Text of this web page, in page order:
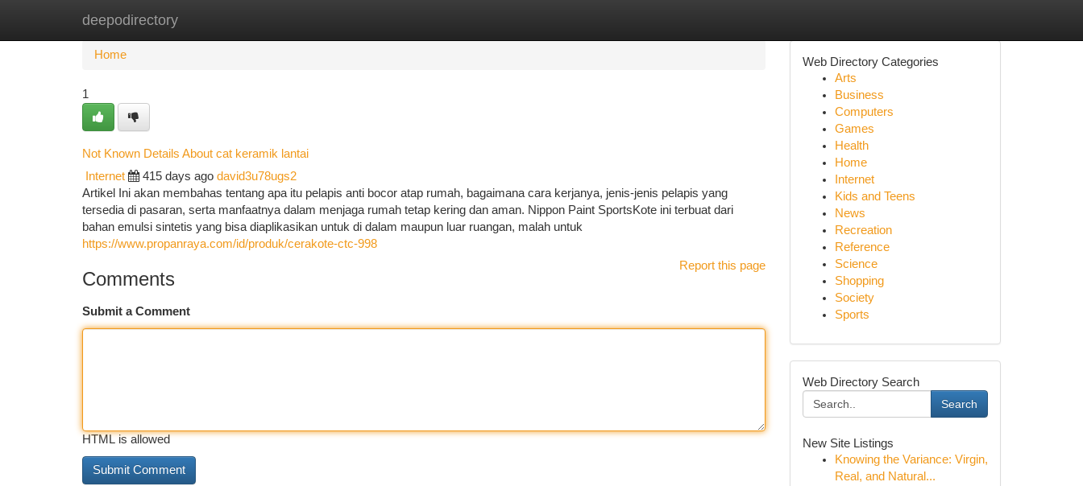
deepodirectory
Home New Site Listings
Home
1
Not Known Details About cat keramik lantai
Internet 415 days ago david3u78ugs2
Artikel Ini akan membahas tentang apa itu pelapis anti bocor atap rumah, bagaimana cara kerjanya, jenis-jenis pelapis yang
tersedia di pasaran, serta manfaatnya dalam menjaga rumah tetap kering dan aman. Nippon Paint SportsKote ini terbuat dari
bahan emulsi sintetis yang bisa diaplikasikan untuk di dalam maupun luar ruangan, malah untuk
https://www.propanraya.com/id/produk/cerakote-ctc-998
Report this page
Comments
Submit a Comment
HTML is allowed
Web Directory Categories
Arts
Business
Computers
Games
Health
Home
Internet
Kids and Teens
News
Recreation
Reference
Science
Shopping
Society
Sports
Web Directory Search
Search
New Site Listings
Knowing the Variance: Virgin,
Real, and Natural...